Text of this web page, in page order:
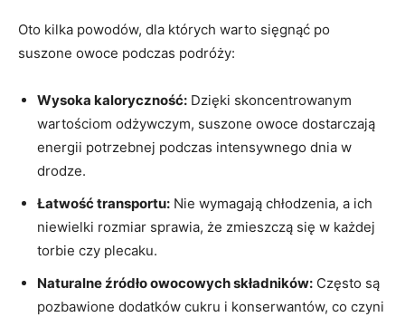
Oto kilka powodów, ⁢dla których warto sięgnąć po
suszone owoce podczas podróży:
Wysoka kaloryczność: Dzięki‌ skoncentrowanym
wartościom odżywczym, ​suszone owoce dostarczają
energii potrzebnej podczas​ intensywnego dnia w
drodze.
Łatwość transportu: Nie wymagają chłodzenia, a ich
niewielki rozmiar sprawia, że zmieszczą⁢ się w każdej‍
torbie czy plecaku.
Naturalne źródło owocowych składników: Często są
pozbawione dodatków cukru ​i konserwantów, co czyni